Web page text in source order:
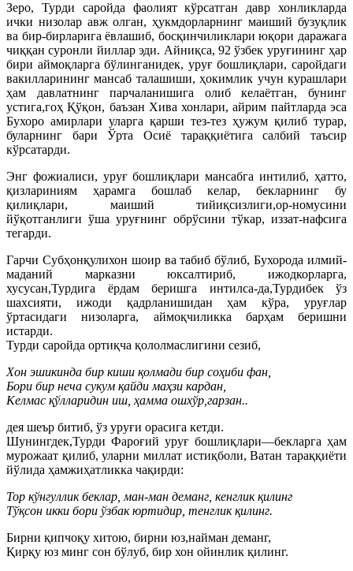
Зеро, Турди саройда фаолият кўрсатган давр хонликларда
ички низолар авж олган, ҳукмдорларнинг маиший бузуқлик
ва бир-бирларига ёвлашиб, босқинчиликлари юқори даражага
чиққан суронли йиллар эди. Айниқса, 92 ўзбек уруғининг ҳар
бири аймоқларга бўлинганидек, уруғ бошлиқлари, саройдаги
вакилларининг мансаб талашиши, ҳокимлик учун курашлари
ҳам давлатнинг парчаланишига олиб келаётган, бунинг
устига,гоҳ Қўқон, баъзан Хива хонлари, айрим пайтларда эса
Бухоро амирлари уларга қарши тез-тез ҳужум қилиб турар,
буларнинг бари Ўрта Осиё тараққиётига салбий таъсир
кўрсатарди.
Энг фожиалиси, уруғ бошлиқлари мансабга интилиб, ҳатто,
қизлариниям ҳарамга бошлаб келар, бекларнинг бу
қилиқлари, маиший тийиқсизлиги,ор-номусини
йўқотганлиги ўша уруғнинг обрўсини тўкар, иззат-нафсига
тегарди.
Гарчи Субҳонқулихон шоир ва табиб бўлиб, Бухорода илмий-
маданий марказни юксалтириб, ижодкорларга,
хусусан,Турдига ёрдам беришга интилса-да,Турдибек ўз
шахсияти, ижоди қадрланишидан ҳам кўра, уруғлар
ўртасидаги низоларга, аймоқчиликка барҳам беришни
истарди.
Турди саройда ортиқча қололмаслигини сезиб,
Хон эшикинда бир киши қолмади бир соҳиби фан,
Бори бир неча сукум қайди маҳзи кардан,
Келмас қўлларидин иш, ҳамма ошхўр,гарзан..
дея шеър битиб, ўз уруғи орасига кетди.
Шунингдек,Турди Фароғий уруғ бошлиқлари—бекларга ҳам
мурожаат қилиб, уларни миллат истиқболи, Ватан тараққиёти
йўлида ҳамжиҳатликка чақирди:
Тор кўнгуллик беклар, ман-ман деманг, кенглик қилинг
Тўқсон икки бори ўзбак юртидир, тенглик қилинг.
Бирни қипчоқу хитою, бирни юз,найман деманг,
Қирқу юз минг сон бўлуб, бир хон ойинлик қилинг.